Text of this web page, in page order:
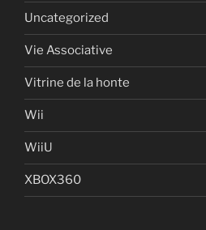
Uncategorized
Vie Associative
Vitrine de la honte
Wii
WiiU
XBOX360